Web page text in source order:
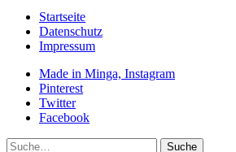
Startseite
Datenschutz
Impressum
Made in Minga, Instagram
Pinterest
Twitter
Facebook
Suche